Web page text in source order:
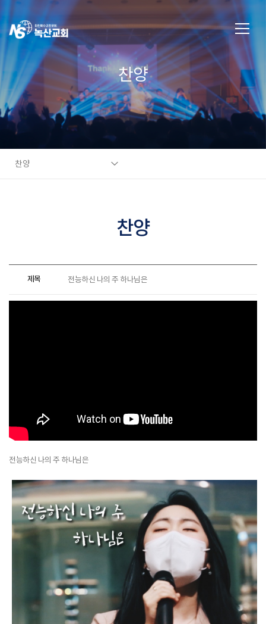
찬양
찬양
찬양
제목 전능하신 나의 주 하나님은
전능하신 나의 주 하나님은